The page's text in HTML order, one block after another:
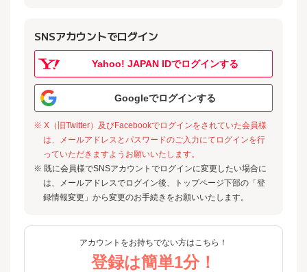
SNSアカウントでログイン
Yahoo! JAPAN IDでログインする
Googleでログインする
※ X（旧Twitter）及びFacebookでログインをされていた会員様
は、メールアドレスとパスワードのご入力にてログインを行
っていただきますようお願いいたします。
※ 既に会員様でSNSアカウントでログインに変更したい場合に
は、メールアドレスでログイン後、トップページ下部の「登
録情報変更」から変更のお手続きをお願いいたします。
アカウントをお持ちでない方はこちら！
登録は簡単1分！